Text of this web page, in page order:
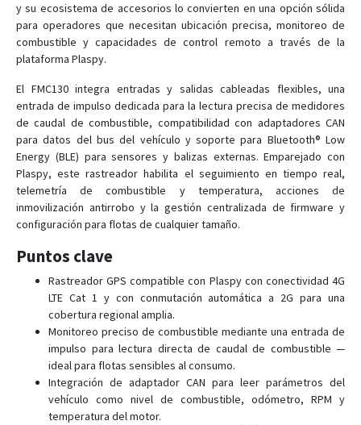
FMB110
FMB120
FMB122
FMB125
FMB130
FMB140
FMB150
FMB202
FMB204
FMB209
FMB225
FMB230
FMB240
FMB640 - FMB641
FMB900
FMB910
y su ecosistema de accesorios lo convierten en una opción sólida
para operadores que necesitan ubicación precisa, monitoreo de
combustible y capacidades de control remoto a través de la
plataforma Plaspy.
El FMC130 integra entradas y salidas cableadas flexibles, una
entrada de impulso dedicada para la lectura precisa de medidores
de caudal de combustible, compatibilidad con adaptadores CAN
para datos del bus del vehículo y soporte para Bluetooth® Low
Energy (BLE) para sensores y balizas externas. Emparejado con
Plaspy, este rastreador habilita el seguimiento en tiempo real,
telemetría de combustible y temperatura, acciones de
inmovilización antirrobo y la gestión centralizada de firmware y
configuración para flotas de cualquier tamaño.
Puntos clave
Rastreador GPS compatible con Plaspy con conectividad 4G
LTE Cat 1 y con conmutación automática a 2G para una
cobertura regional amplia.
Monitoreo preciso de combustible mediante una entrada de
impulso para lectura directa de caudal de combustible —
ideal para flotas sensibles al consumo.
Integración de adaptador CAN para leer parámetros del
vehículo como nivel de combustible, odómetro, RPM y
temperatura del motor.